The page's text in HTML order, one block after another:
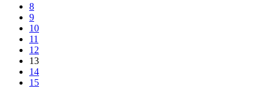
8
9
10
11
12
13
14
15